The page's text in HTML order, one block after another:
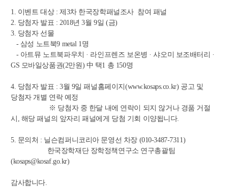
1. 이벤트 대상 : 제3차 한국장학패널조사 참여 패널
2. 당첨자 발표 : 2018년 3월 9일 (금)
3. 당첨자 선물
- 삼성 노트북9 metal 1명
- 아트뮤 노트북파우치 · 라인프렌즈 보온병 · 샤오미 보조배터리 ·
GS 모바일상품권(2만원) 中 택1 총 150명
4. 당첨자 발표 : 3월 9일 패널홈페이지(www.kosaps.co.kr) 공고 및
당첨자 개별 연락 예정
※ 당첨자 중 한달 내에 연락이 되지 않거나 경품 거절
시, 해당 패널의 앞자리 패널에게 당첨 기회 이양됩니다.
5. 문의처 : 닐슨컴퍼니코리아 문영선 차장 (010-3487-7311)
한국장학재단 장학정책연구소 연구총괄팀
(kosaps@kosaf.go.kr)
감사합니다.